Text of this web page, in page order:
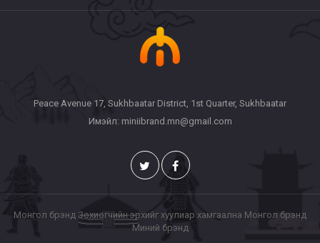
Peace Avenue 17, Sukhbaatar District, 1st Quarter, Sukhbaatar
Имэйл: miniibrand.mn@gmail.com
Монгол брэнд Зохиогчийн эрхийг хуулиар хамгаална Монгол брэнд
Миний брэнд